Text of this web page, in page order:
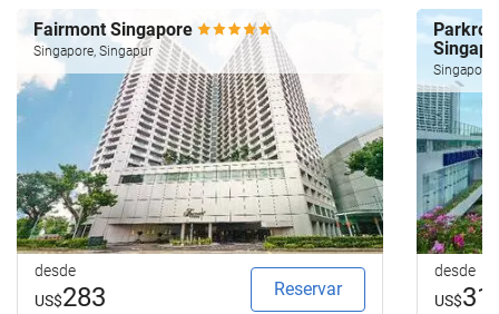
Fairmont Singapore
Singapore, Singapur
desde
US$283 Reservar
desde
US$